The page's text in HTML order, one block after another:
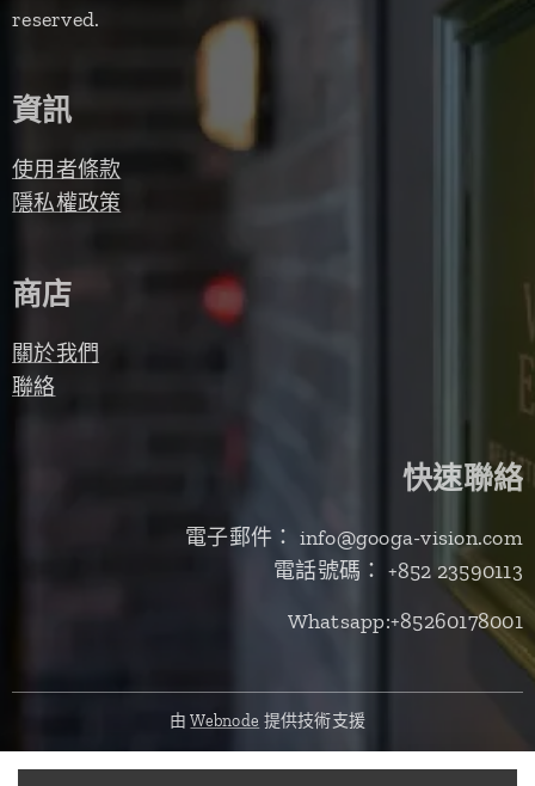
reserved.
資訊
使用者條款
隱私權政策
商店
關於我們
聯絡
快速聯絡
電子郵件： info@googa-vision.com
電話號碼： +852 23590113
Whatsapp:+85260178001
由Webnode 提供技術支援